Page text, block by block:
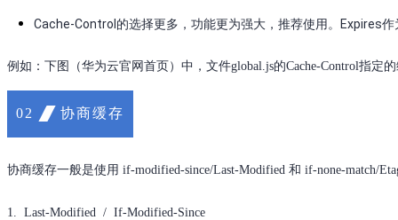
Cache-Control的选择更多，功能更为强大，推荐使用。Expires
例如：下图（华为云官网首页）中，文件global.js的Cache-Control指定
02 协商缓存
协商缓存一般是使用 if-modified-since/Last-Modified 和 if-none-match/
1. Last-Modified / If-Modified-Since